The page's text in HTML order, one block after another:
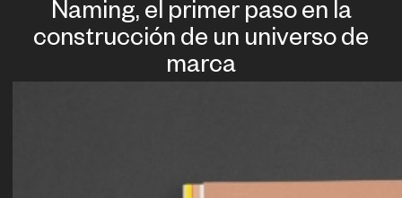
Naming, el primer paso en la
construcción de un universo de
marca